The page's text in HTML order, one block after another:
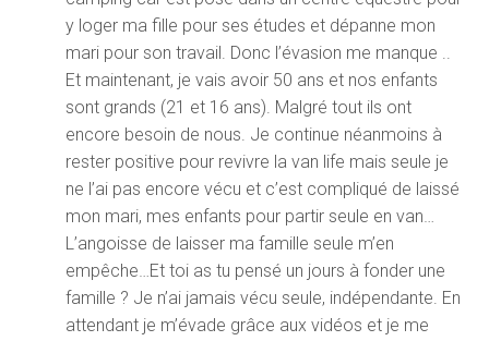
y loger ma fille pour ses études et dépanne mon
mari pour son travail. Donc l’évasion me manque ..
Et maintenant, je vais avoir 50 ans et nos enfants
sont grands (21 et 16 ans). Malgré tout ils ont
encore besoin de nous. Je continue néanmoins à
rester positive pour revivre la van life mais seule je
ne l’ai pas encore vécu et c’est compliqué de laissé
mon mari, mes enfants pour partir seule en van…
L’angoisse de laisser ma famille seule m’en
empêche…Et toi as tu pensé un jours à fonder une
famille ? Je n’ai jamais vécu seule, indépendante. En
attendant je m’évade grâce aux vidéos et je me